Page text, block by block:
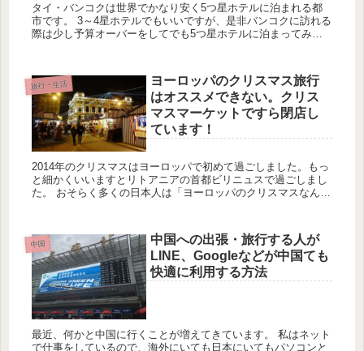
タイ・バンコクは世界でかなり安く5つ星ホテルに泊まれる都
市です。 3～4星ホテルでもいいですが、是非バンコクに訪れる
際は少し予算オーバーをしてでも5つ星ホテルに泊まってみま
旅行・生活
ヨーロッパのクリスマス旅行
はオススメできない。クリス
マスマーケットですら閉店し
ています！
2014年のクリスマスはヨーロッパで初めて過ごしました。もっ
と細かくいいますとリトアニアの首都ビリニュスで過ごしまし
た。 おそらく多くの日本人は「ヨーロッパのクリスマスなんて
中国
中国への出張・旅行する人が
LINE、Googleなどが中国ても
快適に利用する方法
最近、何かと中国に行くことが増えてきています。 私はネット
で仕事をしているので、海外にいても日本にいてもパソコンと